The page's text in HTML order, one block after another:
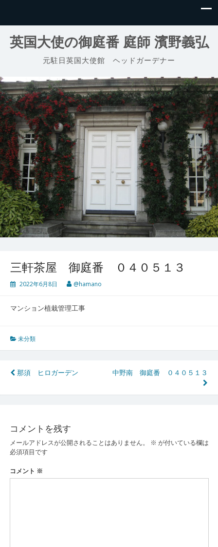
英国大使の御庭番 庭師 濱野義弘
元駐日英国大使館 ヘッドガーデナー
三軒茶屋 御庭番 ０４０５１３
2022年6月8日 @hamano
マンション植栽管理工事
未分類
投
稿
ビ
ゲ
ー
シ
那須 ヒロガーデン 中野南 御庭番 ０４０５１３
コメントを残す
メールアドレスが公開されることはありません。 ※ が付いている欄は
必須項目です
コメント ※